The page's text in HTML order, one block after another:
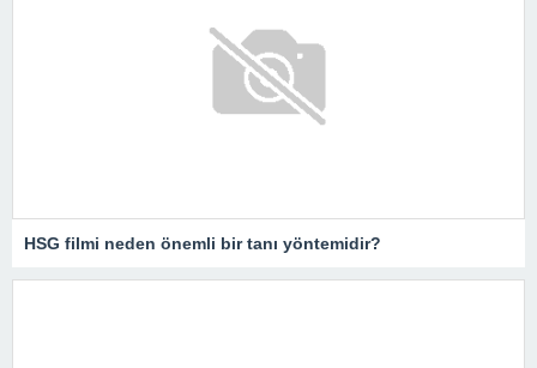
HSG filmi neden önemli bir tanı yöntemidir?